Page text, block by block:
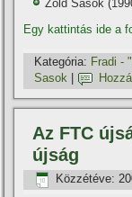
Zöld Sasok
Egy kattintás ide a
Kategória: Fradi -
Sasok
Az FTC
újság
Közzétéve: